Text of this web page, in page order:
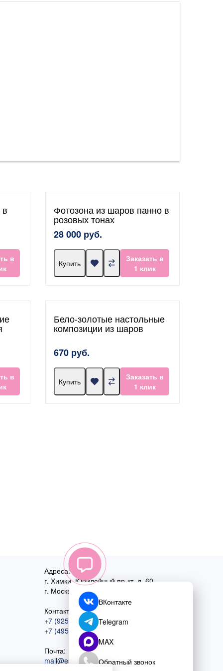
в
Фотозона из шаров панно в
розовых тонах
28 000 руб.
Купить
Заказать в
1 клик
в
Бело-золотые настольные
композиции из шаров
670 руб.
Купить
Заказать в
1 клик
Адреса:
г. Химки, Юбилейный пр-кт, д. 60
г. Москва
ул. Перовская, д. 59
Контактный номер:
+7 (925) 585-74-27
+7 (495) 970-44-75
Почта:
mail@esta-fiesta.ru
ВКонтакте
Telegram
MAX
Обратный звонок